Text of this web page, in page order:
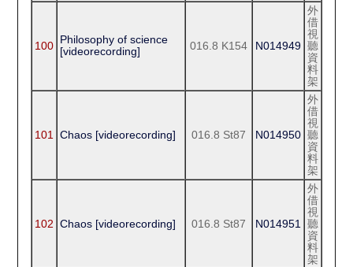
100 Philosophy of science
[videorecording]
016.8 K154 N014949
外
借
視
聽
資
料
架
101 Chaos [videorecording] 016.8 St87 N014950
外
借
視
聽
資
料
架
102 Chaos [videorecording] 016.8 St87 N014951
外
借
視
聽
資
料
架